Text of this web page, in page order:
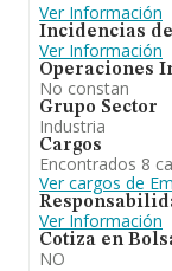
Ver Información
Incidencias
Ver Información
Operaciones
No constan
Grupo Sector
Industria
Cargos
Encontrados 8
Ver cargos de
Ver Información
Cotiza en
NO